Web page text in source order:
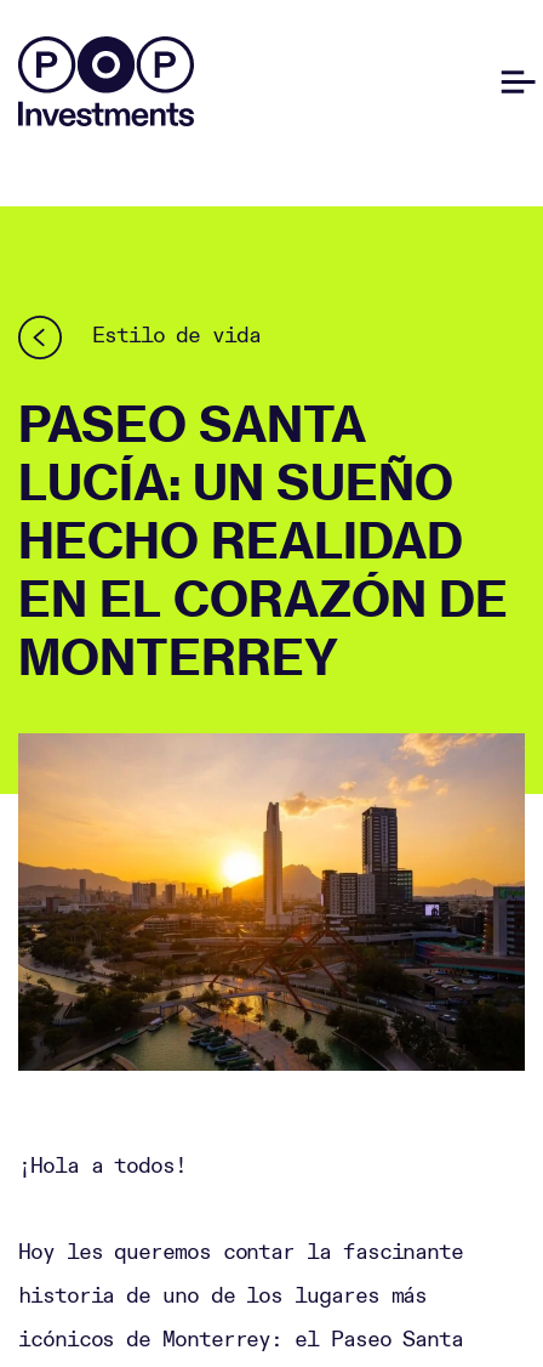
Estilo de vida
PASEO SANTA
LUCÍA: UN SUEÑO
HECHO REALIDAD
EN EL CORAZÓN DE
MONTERREY
¡Hola a todos!
Hoy les queremos contar la fascinante
historia de uno de los lugares más
icónicos de Monterrey: el Paseo Santa